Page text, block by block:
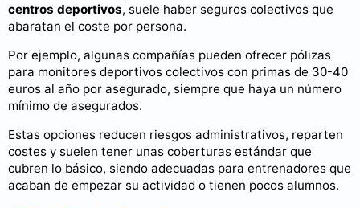
centros deportivos, suele haber seguros colectivos que
abaratan el coste por persona.
Por ejemplo, algunas compañías pueden ofrecer pólizas
para monitores deportivos colectivos con primas de 30-40
euros al año por asegurado, siempre que haya un número
mínimo de asegurados.
Estas opciones reducen riesgos administrativos, reparten
costes y suelen tener unas coberturas estándar que
cubren lo básico, siendo adecuadas para entrenadores que
acaban de empezar su actividad o tienen pocos alumnos.